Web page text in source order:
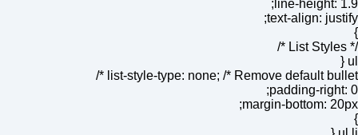
line-height: 1.9;
text-align: justify;
}
/* List Styles */
ul {
list-style-type: none; /* Remove default bullet */
padding-right: 0;
margin-bottom: 20px;
}